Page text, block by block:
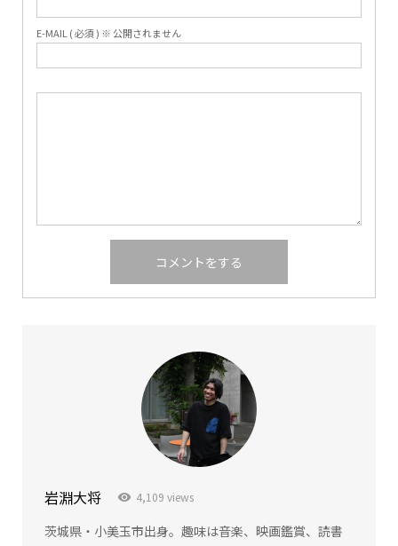
E-MAIL ( 必須 ) ※ 公開されません
岩淵大将 4,109 views
茨城県・小美玉市出身。趣味は音楽、映画鑑賞、読書